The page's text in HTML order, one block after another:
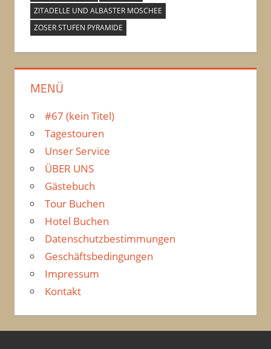
ZITADELLE UND ALBASTER MOSCHEE
ZOSER STUFEN PYRAMIDE
MENÜ
#67 (kein Titel)
Tagestouren
Unser Service
ÜBER UNS
Gästebuch
Tour Buchen
Hotel Buchen
Datenschutzbestimmungen
Geschäftsbedingungen
Impressum
Kontakt